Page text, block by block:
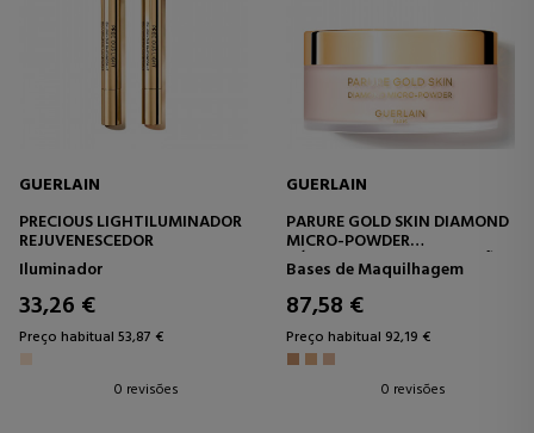
GUERLAIN
PRECIOUS LIGHTILUMINADOR
REJUVENESCEDOR
Iluminador
33,26 €
Preço habitual 53,87 €
0 revisões
GUERLAIN
PARURE GOLD SKIN DIAMOND
MICRO-POWDER
PÓ SOLTO MICRO-PERFEIÇÃO
TRANSPARENTE E LUMINOSO
Bases de Maquilhagem
87,58 €
Preço habitual 92,19 €
0 revisões